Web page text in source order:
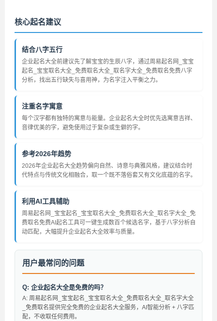
核心起名建议
结合八字五行
企业起名大全前建议先了解宝宝的生辰八字，通过周易起名网_宝宝
起名_宝宝取名大全_免费取名大全_取名字大全_免费取名免费八字
分析，找出五行缺失与喜用神，为名字注入平衡之力。
注重名字寓意
每个汉字都有独特的寓意与能量。企业起名大全时优先选寓意吉祥、
音律优美的字，避免使用过于复杂或生僻的字。
参考2026年趋势
2026年企业起名大全趋势偏向自然、诗意与典雅风格，建议结合时
代特点与传统文化相融合，取一个既不落俗套又有文化底蕴的名字。
利用AI工具辅助
周易起名网_宝宝起名_宝宝取名大全_免费取名大全_取名字大全_免
费取名免费AI起名工具可一键生成数百个候选名字，基于八字分析自
动匹配，大幅提升企业起名大全效率与质量。
用户最常问的问题
Q: 企业起名大全是免费的吗？
A: 周易起名网_宝宝起名_宝宝取名大全_免费取名大全_取名字大全
_免费取名提供完全免费的企业起名大全服务，AI智能分析 + 八字匹
配，不收取任何费用。